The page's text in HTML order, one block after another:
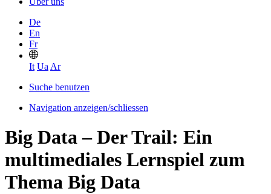
De
En
Fr
It Ua Ar
Suche benutzen
Navigation anzeigen/schliessen
Big Data – Der Trail: Ein
multimediales Lernspiel zum
Thema Big Data